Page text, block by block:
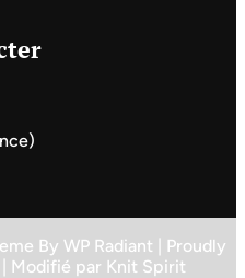
By WP Radiant | Proudly
Modifié par Knit Spirit